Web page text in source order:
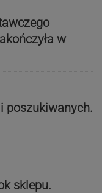
w
poszukiwanych.
sklepu.